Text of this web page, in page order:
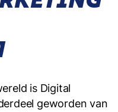
is Digital
geworden van